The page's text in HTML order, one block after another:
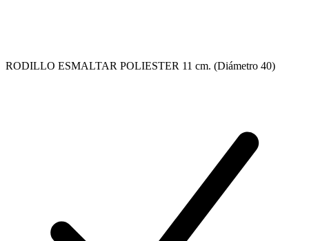
RODILLO ESMALTAR POLIESTER 11 cm. (Diámetro 40)